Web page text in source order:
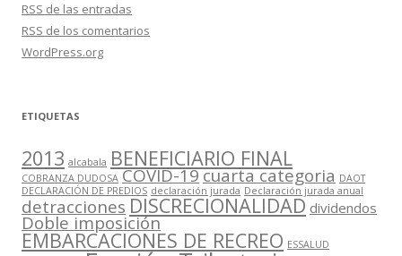
RSS de las entradas
RSS de los comentarios
WordPress.org
ETIQUETAS
2013 alcabala BENEFICIARIO FINAL
COBRANZA DUDOSA COVID-19cuarta categoria DAOT
DECLARACIÓN DE PREDIOS declaración jurada Declaración jurada anual
detracciones DISCRECIONALIDAD dividendos
Doble imposición
EMBARCACIONES DE RECREO ESSALUD